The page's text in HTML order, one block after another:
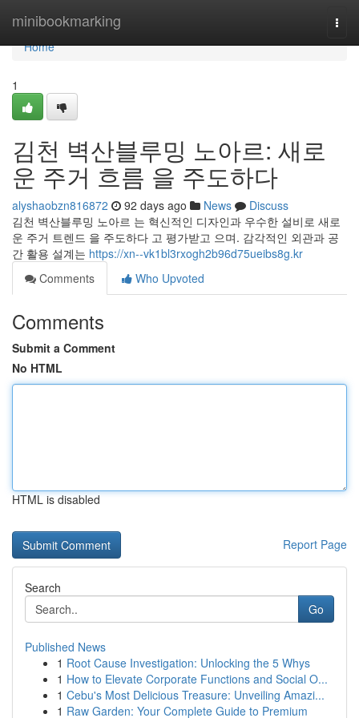
minibookmarking
Home
Home
1
김천 벽산블루밍 노아르: 새로
운 주거 흐름 을 주도하다
alyshaobzn816872 92 days ago News
Discuss
김천 벽산블루밍 노아르 는 혁신적인 디자인과 우수한 설비로 새로
운 주거 트렌드 을 주도하다 고 평가받고 으며. 감각적인 외관과 공
간 활용 설계는 https://xn--vk1bl3rxogh2b96d75ueibs8g.kr
Comments
Who Upvoted
Comments
Submit a Comment
No HTML
HTML is disabled
Report Page
Search
Go
Published News
1 Root Cause Investigation: Unlocking the 5 Whys
1 How to Elevate Corporate Functions and Social O...
1 Cebu's Most Delicious Treasure: Unveiling Amazi...
1 Raw Garden: Your Complete Guide to Premium